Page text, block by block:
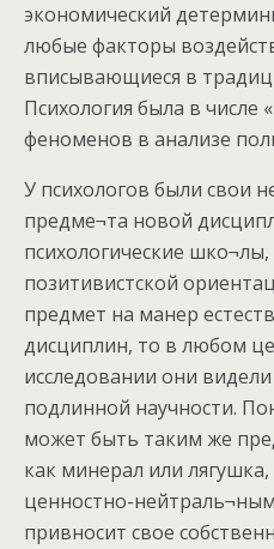
экономический
любые факторы
вписывающиеся в
Психология была в числе
феноменов в анализе
У психологов были свои
предме¬та новой
психологические
позитивистской
предмет на манер
дисциплин, то в любом
исследовании они
подлинной научности.
может быть таким же
как минерал или
ценностно-
привносит свое